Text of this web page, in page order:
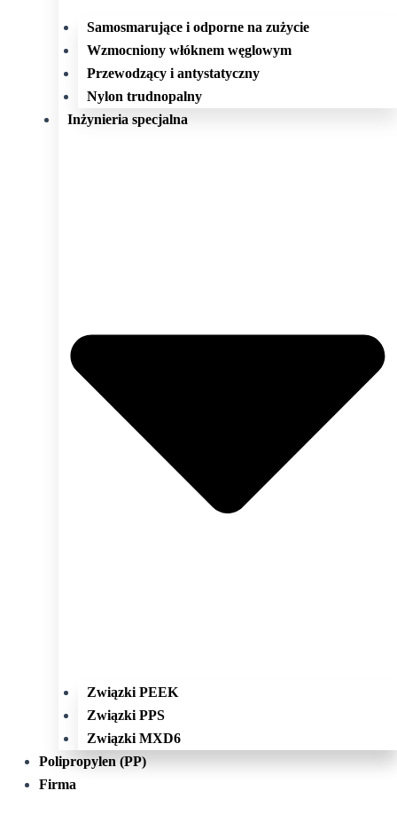
Samosmarujące i odporne na zużycie
Wzmocniony włóknem węglowym
Przewodzący i antystatyczny
Nylon trudnopalny
Inżynieria specjalna
Związki PEEK
Związki PPS
Związki MXD6
Polipropylen (PP)
Firma